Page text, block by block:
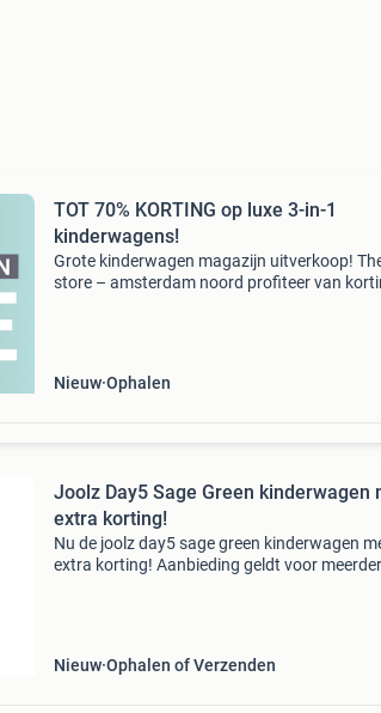
TOT 70% KORTING op luxe 3-in-1
kinderwagens!
Grote kinderwagen magazijn uitverkoop!
store – amsterdam noord profiteer van
Nieuw Ophalen
Joolz Day5 Sage Green kinderwagen
extra korting!
Nu de joolz day5 sage green kinderwagen
extra korting! Aanbieding geldt voor
Nieuw Ophalen of Verzenden